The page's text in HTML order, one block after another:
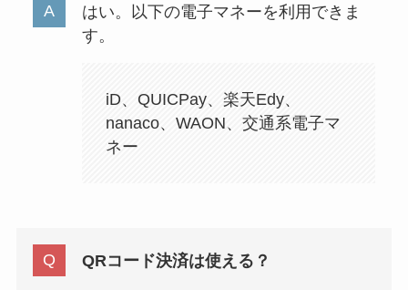
はい。以下の電子マネーを利用できま
す。
iD、QUICPay、楽天Edy、
nanaco、WAON、交通系電子マ
ネー
QRコード決済は使える？